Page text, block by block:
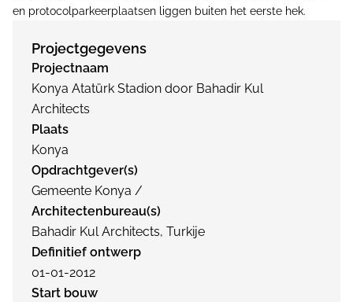
en protocolparkeerplaatsen liggen buiten het eerste hek.
Projectgegevens
Projectnaam
Konya Atatürk Stadion door Bahadir Kul
Architects
Plaats
Konya
Opdrachtgever(s)
Gemeente Konya /
Architectenbureau(s)
Bahadir Kul Architects, Turkije
Definitief ontwerp
01-01-2012
Start bouw